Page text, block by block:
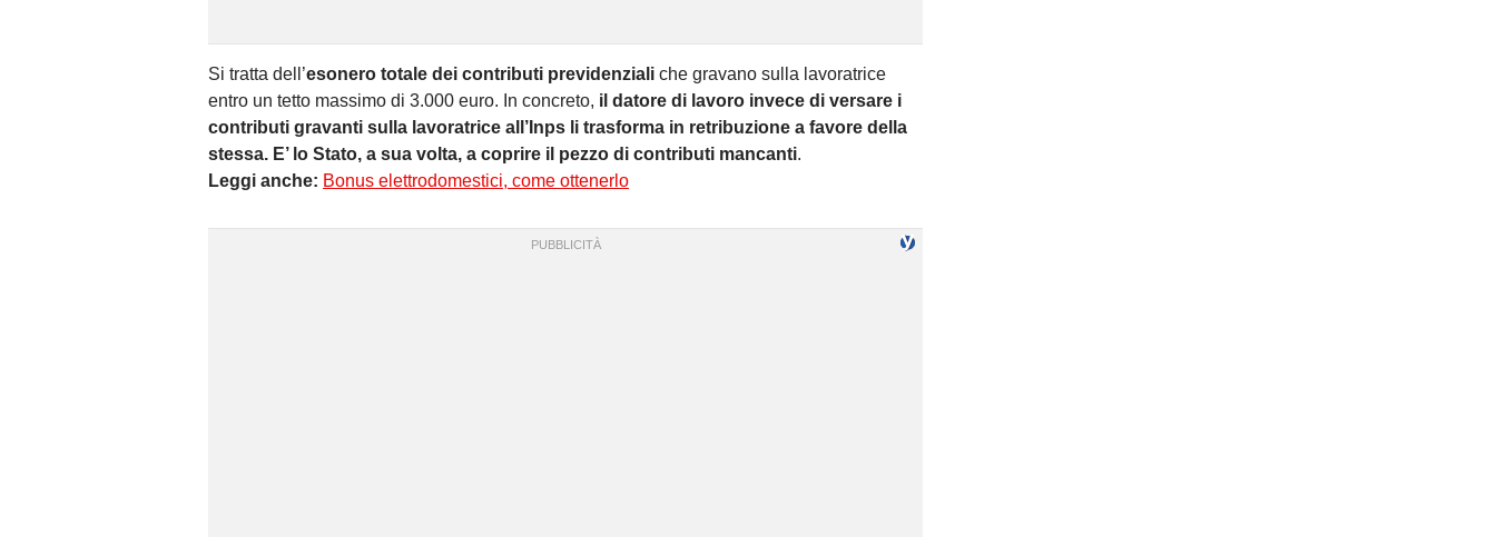
Si tratta dell’esonero totale dei contributi previdenziali che gravano sulla lavoratrice
entro un tetto massimo di 3.000 euro. In concreto, il datore di lavoro invece di versare i
contributi gravanti sulla lavoratrice all’Inps li trasforma in retribuzione a favore della
stessa. E’ lo Stato, a sua volta, a coprire il pezzo di contributi mancanti.
Leggi anche: Bonus elettrodomestici, come ottenerlo